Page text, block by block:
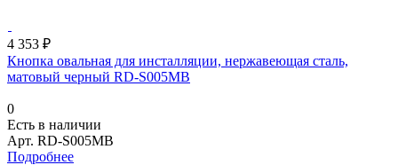
4 353 ₽
Кнопка овальная для инсталляции, нержавеющая сталь,
матовый черный RD-S005MB
0
Есть в наличии
Арт. RD-S005MB
Подробнее